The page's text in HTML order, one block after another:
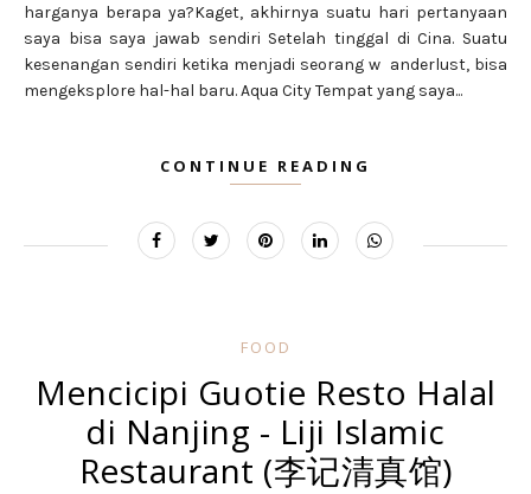
harganya berapa ya?Kaget, akhirnya suatu hari pertanyaan
saya bisa saya jawab sendiri Setelah tinggal di Cina. Suatu
kesenangan sendiri ketika menjadi seorang w anderlust, bisa
mengeksplore hal-hal baru. Aqua City Tempat yang saya...
CONTINUE READING
FOOD
Mencicipi Guotie Resto Halal
di Nanjing - Liji Islamic
Restaurant (李记清真馆)